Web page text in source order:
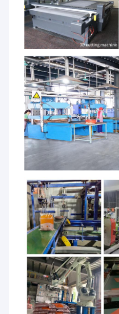
Casa
Produtos
Vídeos
Guangdong
Chuanao High-tech
Co., Ltd (CATY
SPORTS) iniciou a